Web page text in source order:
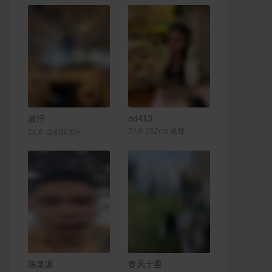
波仔
24岁 成都双流区
dd413
24岁 162cm 成都
陈泉源 联系Ta
春风十里